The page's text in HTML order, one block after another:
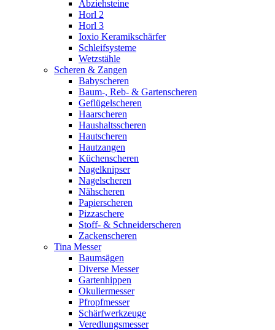
Abziehsteine
Horl 2
Horl 3
Ioxio Keramikschärfer
Schleifsysteme
Wetzstähle
Scheren & Zangen
Babyscheren
Baum-, Reb- & Gartenscheren
Geflügelscheren
Haarscheren
Haushaltsscheren
Hautscheren
Hautzangen
Küchenscheren
Nagelknipser
Nagelscheren
Nähscheren
Papierscheren
Pizzaschere
Stoff- & Schneiderscheren
Zackenscheren
Tina Messer
Baumsägen
Diverse Messer
Gartenhippen
Okuliermesser
Pfropfmesser
Schärfwerkzeuge
Veredlungsmesser